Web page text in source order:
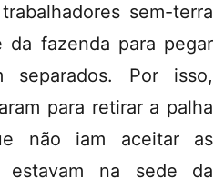
sem-terra
da fazenda para pegar
Por isso,
para retirar a palha
não iam aceitar as
estavam na sede da